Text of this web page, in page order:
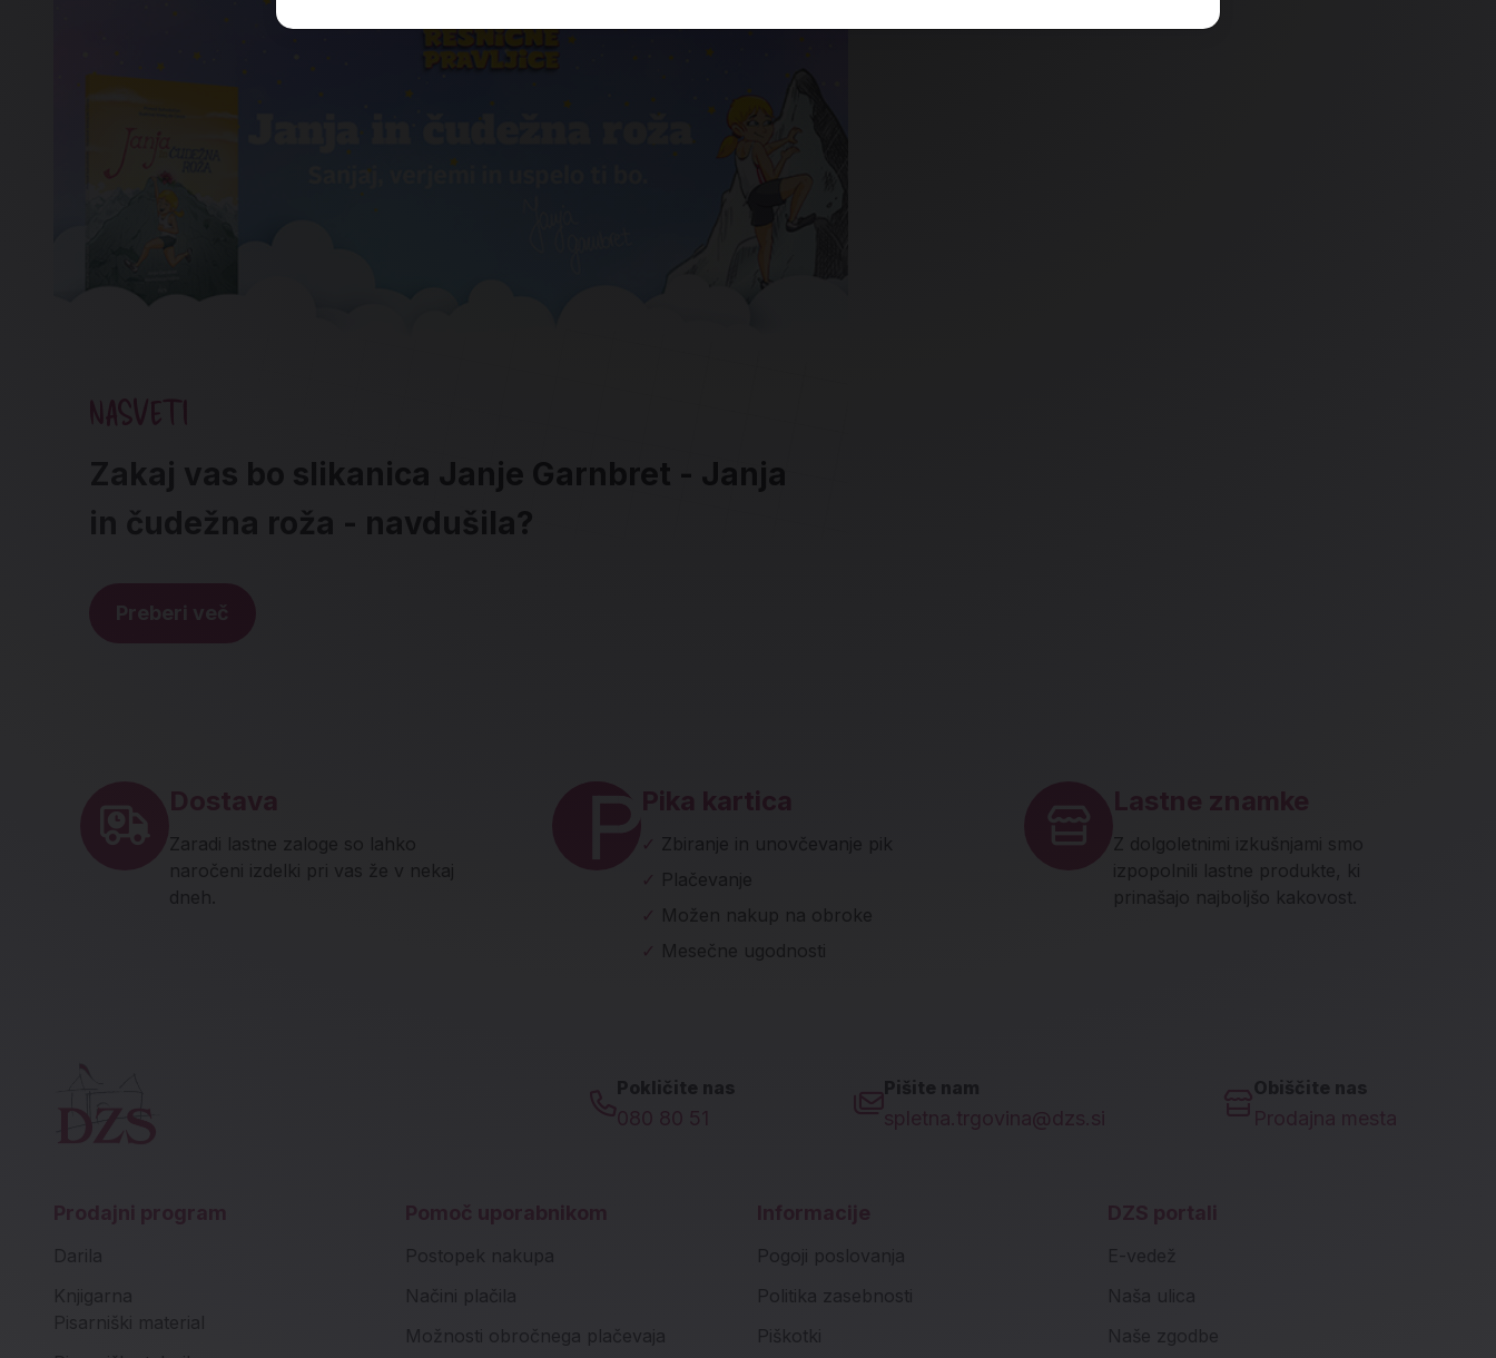
NASVETI
Zakaj vas bo slikanica Janje Garnbret - Janja
in čudežna roža - navdušila?
Preberi več
Dostava
Zaradi lastne zaloge so lahko
naročeni izdelki pri vas že v nekaj
dneh.
Pika kartica
✓
Zbiranje in unovčevanje pik
Plačevanje
✓
Možen nakup na obroke
✓
Mesečne ugodnosti
Lastne znamke
Z dolgoletnimi izkušnjami smo
izpopolnili lastne produkte, ki
prinašajo najboljšo kakovost.
Pokličite nas
080 80 51
Pišite nam
spletna.trgovina@dzs.si
Obiščite nas
Prodajna mesta
Prodajni program
Darila
Knjigarna
Pisarniški material
Pomoč uporabnikom
Postopek nakupa
Načini plačila
Možnosti obročnega plačevaja
Informacije
Pogoji poslovanja
Politika zasebnosti
Piškotki
DZS portali
E-vedež
Naša ulica
Naše zgodbe